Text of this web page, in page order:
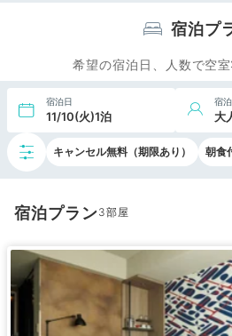
宿泊プ
希望の宿泊日、人数で空
宿泊日
11/10(火)1泊
宿
大
キャンセル無料（期限あり） 朝食
宿泊プラン3